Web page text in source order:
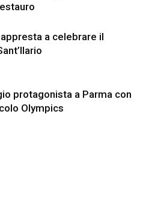
a celebrare il
protagonista a Parma con
Olympics